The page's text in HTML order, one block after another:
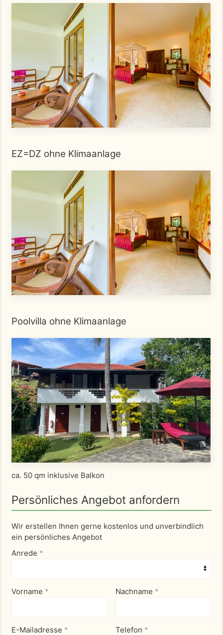
EZ=DZ ohne Klimaanlage
Poolvilla ohne Klimaanlage
ca. 50 qm inklusive Balkon
Persönliches Angebot anfordern
Wir erstellen Ihnen gerne kostenlos und unverbindlich
ein persönliches Angebot
Anrede *
Vorname * Nachname *
E-Mailadresse * Telefon *